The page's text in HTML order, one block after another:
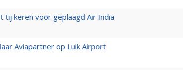
tij keren voor geplaagd Air India
Aviapartner op Luik Airport